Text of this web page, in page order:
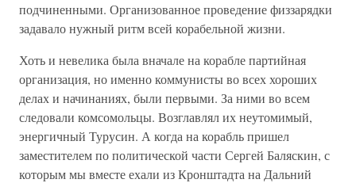
подчиненными. Организованное проведение физзарядки
задавало нужный ритм всей корабельной жизни.
Хоть и невелика была вначале на корабле партийная
организация, но именно коммунисты во всех хороших
делах и начинаниях, были первыми. За ними во всем
следовали комсомольцы. Возглавлял их неутомимый,
энергичный Турусин. А когда на корабль пришел
заместителем по политической части Сергей Баляскин, с
которым мы вместе ехали из Кронштадта на Дальний